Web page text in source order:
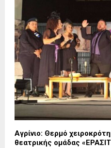
Αγρίνιο: Θερμό
θεατρικής ομάδας